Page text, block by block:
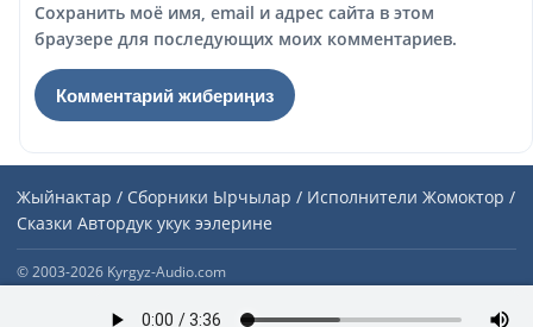
Сохранить моё имя, email и адрес сайта в этом
браузере для последующих моих комментариев.
Жыйнактар / Сборники Ырчылар / Исполнители Жомоктор /
Сказки Автордук укук ээлерине
© 2003-2026 Kyrgyz-Audio.com